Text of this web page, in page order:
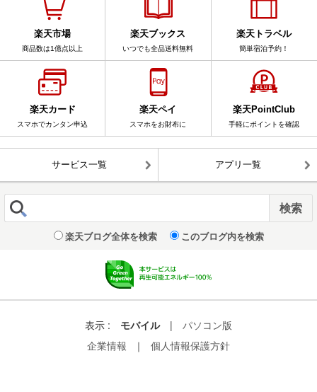
楽天市場
商品数は1億点以上
楽天ブックス
いつでも全品送料無料
楽天トラベル
簡単宿泊予約！
楽天カード
スマホでカンタン申込
楽天ペイ
スマホをお財布に
楽天PointClub
手軽にポイントを確認
サービス一覧 アプリ一覧
楽天ブログ全体を検索 このブログ内を検索
表示 : モバイル |
パソコン版
企業情報
｜ 個人情報保護方針